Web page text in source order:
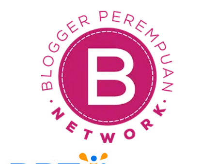
Tips Memilih Penginapan Berdasarkan Lokasi dan
Desember 17, 2025
Member of